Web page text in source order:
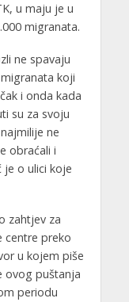
u maju je u
migranata.
ne spavaju
koji
i onda kada
su za svoju
ne
obraćali i
je o ulici koje
zahtjev za
centre preko
u kojem piše
ovog puštanja
periodu